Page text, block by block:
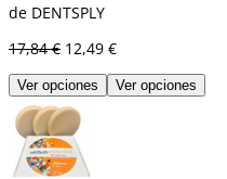
de DENTSPLY
17,84 € 12,49 €
Ver opciones Ver opciones